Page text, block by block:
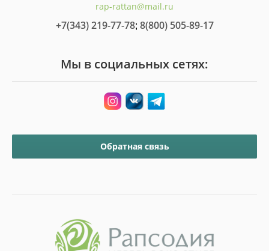
rap-rattan@mail.ru
+7(343) 219-77-78; 8(800) 505-89-17
Мы в социальных сетях:
Обратная связь